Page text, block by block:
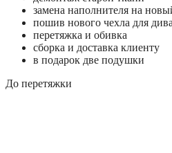
замена наполнителя на
пошив нового чехла для
перетяжка и обивка
сборка и доставка клиенту
в подарок две подушки
До перетяжки